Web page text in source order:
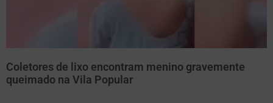
Coletores de lixo encontram menino gravemente
queimado na Vila Popular